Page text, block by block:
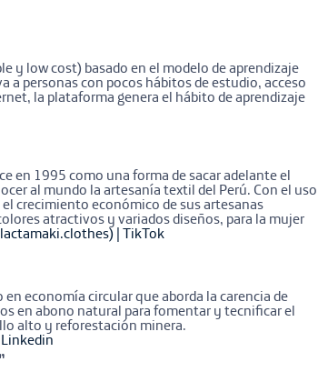
y low cost) basado en el modelo de aprendizaje
personas con pocos hábitos de estudio, acceso
la plataforma genera el hábito de aprendizaje
en 1995 como una forma de sacar adelante el
al mundo la artesanía textil del Perú. Con el uso
crecimiento económico de sus artesanas
atractivos y variados diseños, para la mujer
| TikTok
en economía circular que aborda la carencia de
en abono natural para fomentar y tecnificar el
alto y reforestación minera.
Linkedin